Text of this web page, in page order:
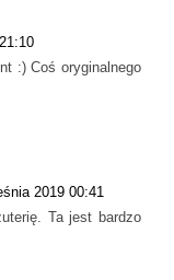
:) Coś oryginalnego
2019 00:41
Ta jest bardzo